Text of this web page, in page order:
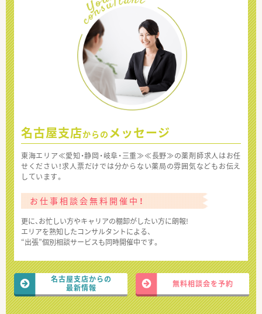
名古屋支店からの メッセージ
東海エリア≪愛知・静岡・岐阜・三重≫≪長野≫の薬剤師求人はお任
せください！求人票だけでは分からない薬局の雰囲気などもお伝え
しています。
お仕事相談会無料開催中！
更に、お忙しい方やキャリアの棚卸がしたい方に朗報!
エリアを熟知したコンサルタントによる、
“出張”個別相談サービスも同時開催中です。
名古屋支店からの
最新情報
無料相談会を予約